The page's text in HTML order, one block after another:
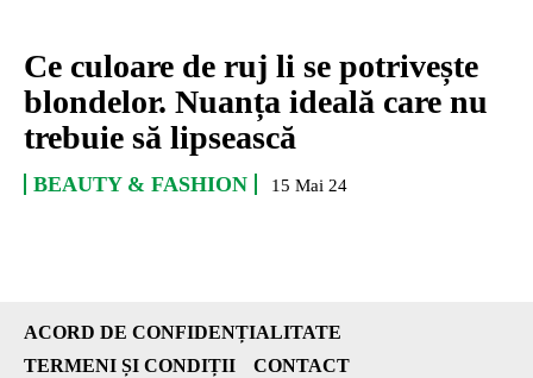
Ce culoare de ruj li se potrivește
blondelor. Nuanța ideală care nu
trebuie să lipsească
BEAUTY & FASHION 15 Mai 24
ACORD DE CONFIDENȚIALITATE
TERMENI ȘI CONDIȚII
CONTACT